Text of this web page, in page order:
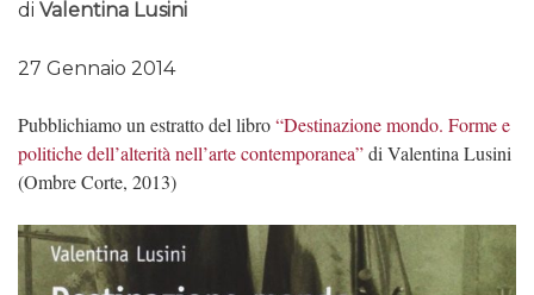
di Valentina Lusini
27 Gennaio 2014
Pubblichiamo un estratto del libro“Destinazione mondo. Forme e
politiche dell’alterità nell’arte contemporanea”di Valentina Lusini
(Ombre Corte, 2013)